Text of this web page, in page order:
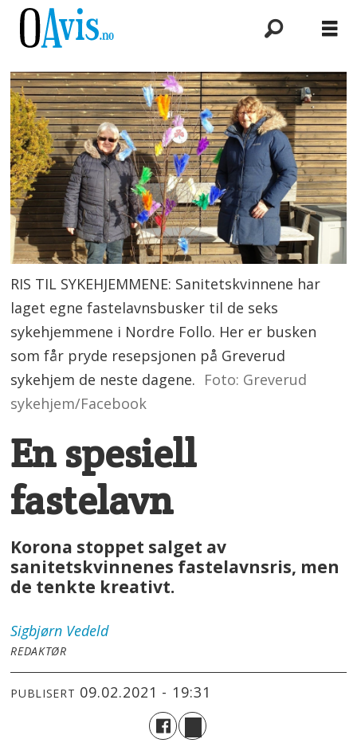
RIS TIL SYKEHJEMMENE: Sanitetskvinnene har
laget egne fastelavnsbusker til de seks
sykehjemmene i Nordre Follo. Her er busken
som får pryde resepsjonen på Greverud
sykehjem de neste dagene. Foto: Greverud
sykehjem/Facebook
En spesiell
fastelavn
Korona stoppet salget av
sanitetskvinnenes fastelavnsris, men
de tenkte kreativt.
Sigbjørn Vedeld
REDAKTØR
PUBLISERT 09.02.2021 - 19:31